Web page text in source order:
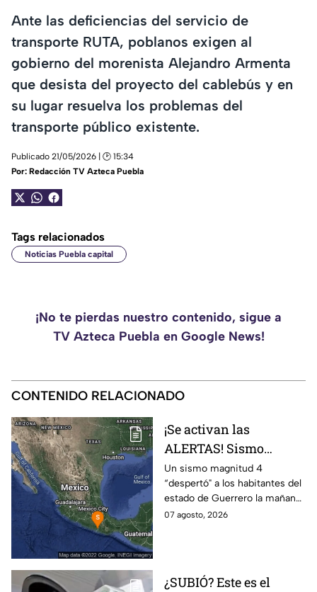
Ante las deficiencias del servicio de
transporte RUTA, poblanos exigen al
gobierno del morenista Alejandro Armenta
que desista del proyecto del cablebús y en
su lugar resuelva los problemas del
transporte público existente.
Publicado 21/05/2026 | 🕑 15:34
Por: Redacción TV Azteca Puebla
Tags relacionados
Noticias Puebla capital
¡No te pierdas nuestro contenido, sigue a
TV Azteca Puebla en Google News!
CONTENIDO RELACIONADO
¡Se activan las
ALERTAS! Sismo
despierta a Guerrero
hoy viernes; ¿Se
percibió en Puebla?
Un sismo magnitud 4
“despertó" a los habitantes del
estado de Guerrero la mañana
de hoy viernes 7 de agosto de
07 agosto, 2026
¿SUBIÓ? Este es el